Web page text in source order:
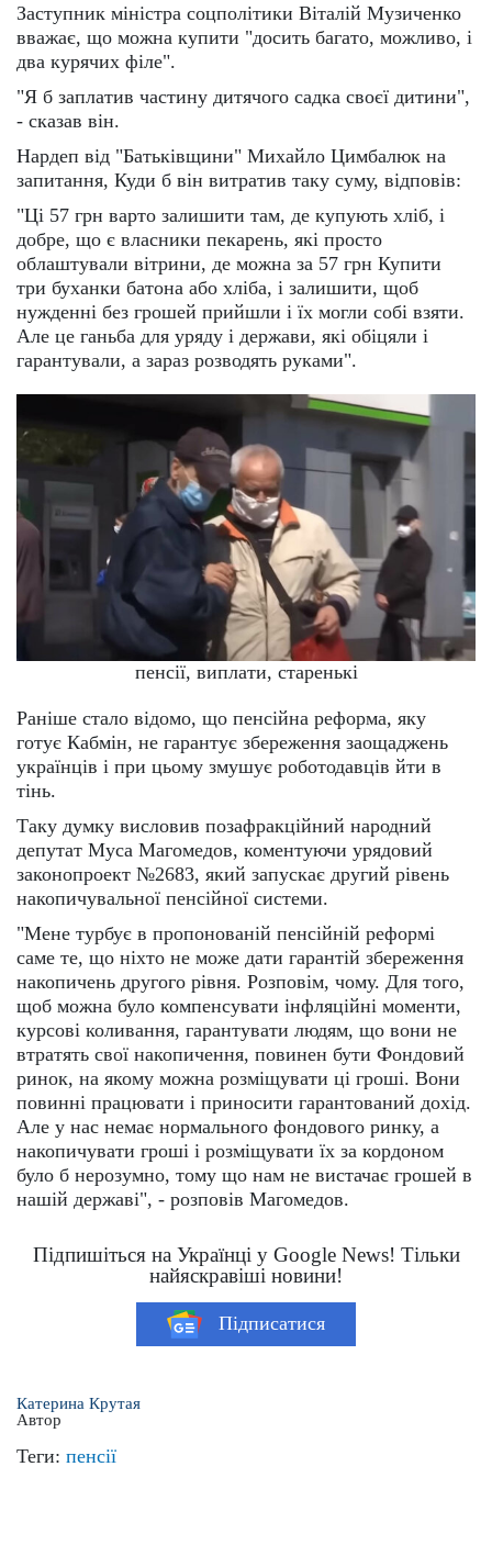
Заступник міністра соцполітики Віталій Музиченко
вважає, що можна купити "досить багато, можливо, і
два курячих філе".
"Я б заплатив частину дитячого садка своєї дитини",
- сказав він.
Нардеп від "Батьківщини" Михайло Цимбалюк на
запитання, Куди б він витратив таку суму, відповів:
"Ці 57 грн варто залишити там, де купують хліб, і
добре, що є власники пекарень, які просто
облаштували вітрини, де можна за 57 грн Купити
три буханки батона або хліба, і залишити, щоб
нужденні без грошей прийшли і їх могли собі взяти.
Але це ганьба для уряду і держави, які обіцяли і
гарантували, а зараз розводять руками".
пенсії, виплати, старенькі
Раніше стало відомо, що пенсійна реформа, яку
готує Кабмін, не гарантує збереження заощаджень
українців і при цьому змушує роботодавців йти в
тінь.
Таку думку висловив позафракційний народний
депутат Муса Магомедов, коментуючи урядовий
законопроект №2683, який запускає другий рівень
накопичувальної пенсійної системи.
"Мене турбує в пропонованій пенсійній реформі
саме те, що ніхто не може дати гарантій збереження
накопичень другого рівня. Розповім, чому. Для того,
щоб можна було компенсувати інфляційні моменти,
курсові коливання, гарантувати людям, що вони не
втратять свої накопичення, повинен бути Фондовий
ринок, на якому можна розміщувати ці гроші. Вони
повинні працювати і приносити гарантований дохід.
Але у нас немає нормального фондового ринку, а
накопичувати гроші і розміщувати їх за кордоном
було б нерозумно, тому що нам не вистачає грошей в
нашій державі", - розповів Магомедов.
Підпишіться на Українці у Google News! Тільки
найяскравіші новини!
Підписатися
Катерина Крутая
Автор
Теги: пенсії